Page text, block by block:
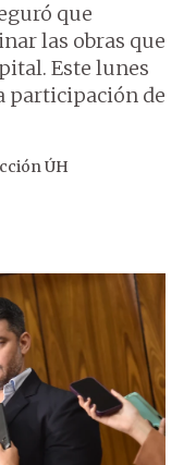
que
las obras que
Este lunes
participación de
ÚH